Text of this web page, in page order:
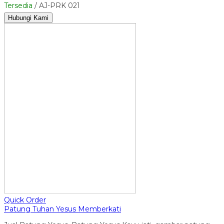
Tersedia / AJ-PRK 021
Hubungi Kami
Quick Order
Patung Tuhan Yesus Memberkati